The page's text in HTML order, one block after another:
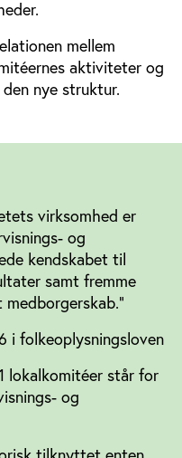
mellem
aktiviteter og
nye struktur.
virksomhed er
og
kendskabet til
samt fremme
i folkeoplysningsloven
lokalkomitéer står for
og